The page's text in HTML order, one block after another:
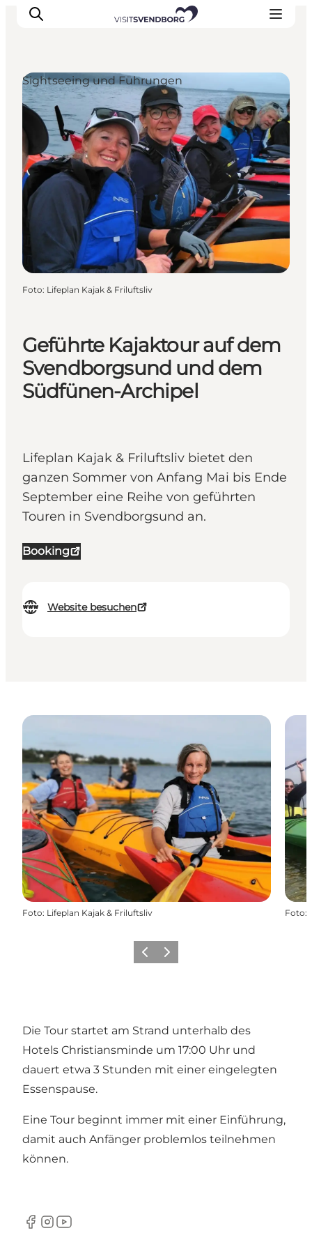
Veranstaltungen
Essen und Trinken
Shopping in Svendborg
Übernachtung
Den Urlaub planen
Geführte Kajaktour auf dem
Svendborgsund und dem
Südfünen-Archipel
Lifeplan Kajak & Friluftsliv bietet den
ganzen Sommer von Anfang Mai bis Ende
September eine Reihe von geführten
Touren in Svendborgsund an.
Booking
Website besuchen
Sightseeing und Führungen
Foto: Lifeplan Kajak & Friluftsliv
Foto: Lifeplan Kajak & Friluftsliv Foto:
Vorherige Folie
Nächste Folie
Die Tour startet am Strand unterhalb des
Hotels Christiansminde um 17:00 Uhr und
dauert etwa 3 Stunden mit einer eingelegten
Essenspause.
Eine Tour beginnt immer mit einer Einführung,
damit auch Anfänger problemlos teilnehmen
können.
Facebook
Instagram
YouTube